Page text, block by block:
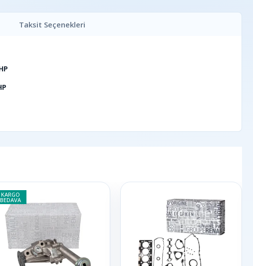
Taksit Seçenekleri
KARGO
BEDAVA